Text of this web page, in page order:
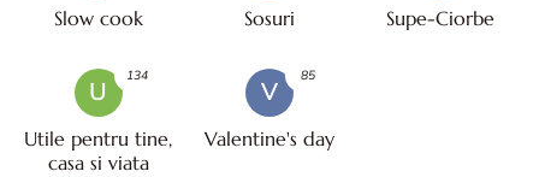
Slow cook Sosuri Supe-Ciorbe
U
Utile pentru tine,
casa si viata
134
V
Valentine's day
85